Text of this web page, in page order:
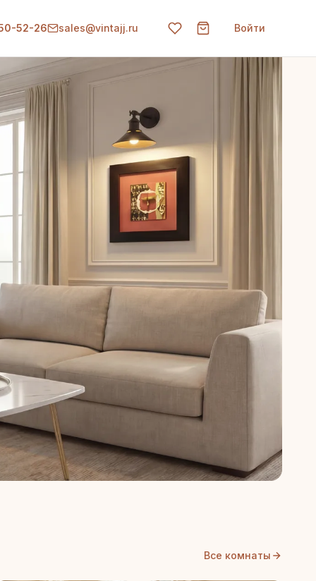
52-26 sales@vintajj.ru Войти
Все комнаты